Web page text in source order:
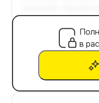
в